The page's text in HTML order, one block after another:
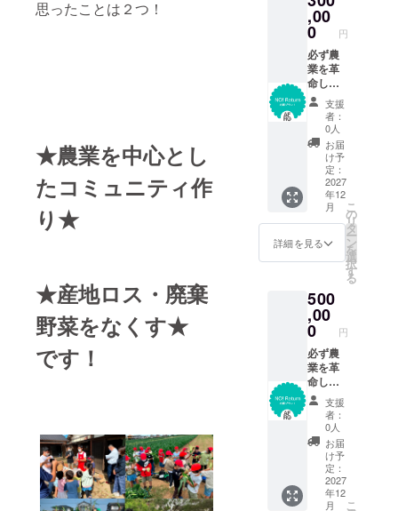
思ったことは２つ！
★農業を中心とし
たコミュニティ作
り★
★産地ロス・廃棄
野菜をなくす★
です！
詳細は
後日打
合せに
て ：
セット
内容 /
YAOYA
＆ 808
+ DELI
貸切・
アフロ
写真集2
冊・お
礼のお
手紙
アフロ
ステッ
カー
畑に看
板設置
など広
告宣伝
とし
て！
※ご提案
頂いた
内容を
含め後
日打ち
合わせ
させて
頂きま
す。
：
セット
内容/ 畑
に名前
られる
権利・
アフロ
写真集2
冊・個
別にお
手紙
,00
0 円
必ず農
業を革
命しま
す！農
業のイ
メージ
を必ず
変えて
みせま
す！ 次
の世代
が誇り
を持っ
て農家
になり
たいっ
るよう
な未来
を作り
ます！
夢を育
てる農
家にな
りま
す！ 農
業革命
を起こ
すこと
をリ
ターン
とさせ
支援
者：
0人
お届
け予
定：
2027
年12
月
詳細を見る
こ
の
リ
タ
ー
ン
を
選
択
す
る
500
,00
0 円
必ず農
業を革
命しま
す！農
業のイ
メージ
を必ず
変えて
みせま
す！ 次
の世代
支援
者：
0人
お届
け予
定：
2027
年12
月
こ